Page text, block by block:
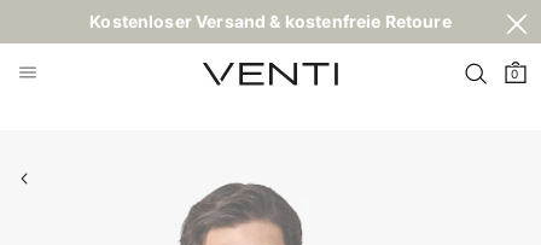
Kostenloser Versand & kostenfreie Retoure
0